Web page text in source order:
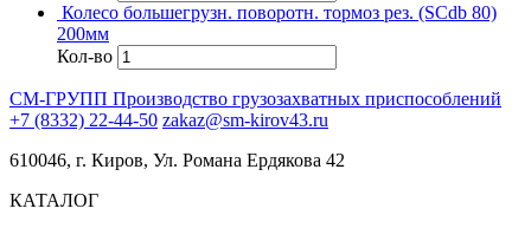
Колесо большегрузн. поворотн. тормоз рез. (SCdb 80)
200мм
Кол-во
СМ-ГРУПП Производство грузозахватных приспособлений
+7 (8332) 22-44-50 zakaz@sm-kirov43.ru
610046, г. Киров, Ул. Романа Ердякова 42
КАТАЛОГ